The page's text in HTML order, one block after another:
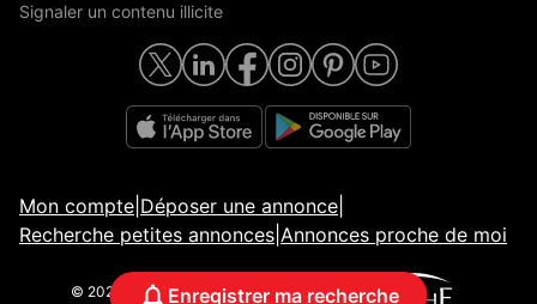
Enregistrer ma recherche
Signaler un contenu illicite
Mon compte Déposer une annonce
Recherche petites annonces Annonces proche de moi
© 2026 ParuVendu.fr | Tous droits réservés